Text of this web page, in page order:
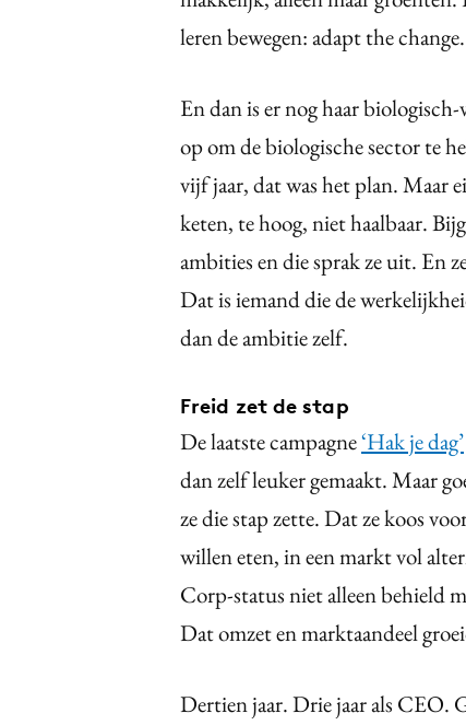
leren bewegen: adapt the change.
En dan is er nog haar
op om de biologische sector te
vijf jaar, dat was het plan. Maar
keten, te hoog, niet haalbaar.
ambities en die sprak ze uit. En
Dat is iemand die de
dan de ambitie zelf.
Freid zet de stap
De laatste campagne‘Hak je dag’
dan zelf leuker gemaakt. Maar
ze die stap zette. Dat ze koos
willen eten, in een markt vol
Corp-status niet alleen behield
Dat omzet en marktaandeel
Dertien jaar. Drie jaar als CEO.